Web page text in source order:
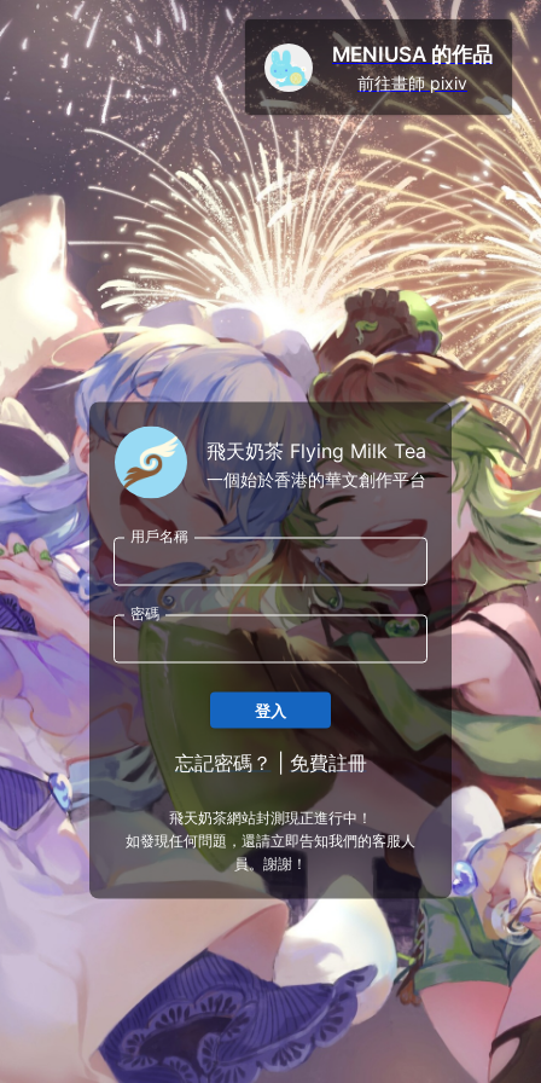
飛天奶茶 Flying Milk Tea
一個始於香港的華文創作平台
用戶名稱
密碼
登入
忘記密碼？ 免費註冊
飛天奶茶網站封測現正進行中！
如發現任何問題，還請立即告知我們的客服人
員。謝謝！
MENIUSA 的作品
前往畫師 pixiv